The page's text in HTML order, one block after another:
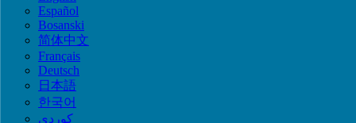
Español
Bosanski
简体中文
Français
Deutsch
日本語
한국어